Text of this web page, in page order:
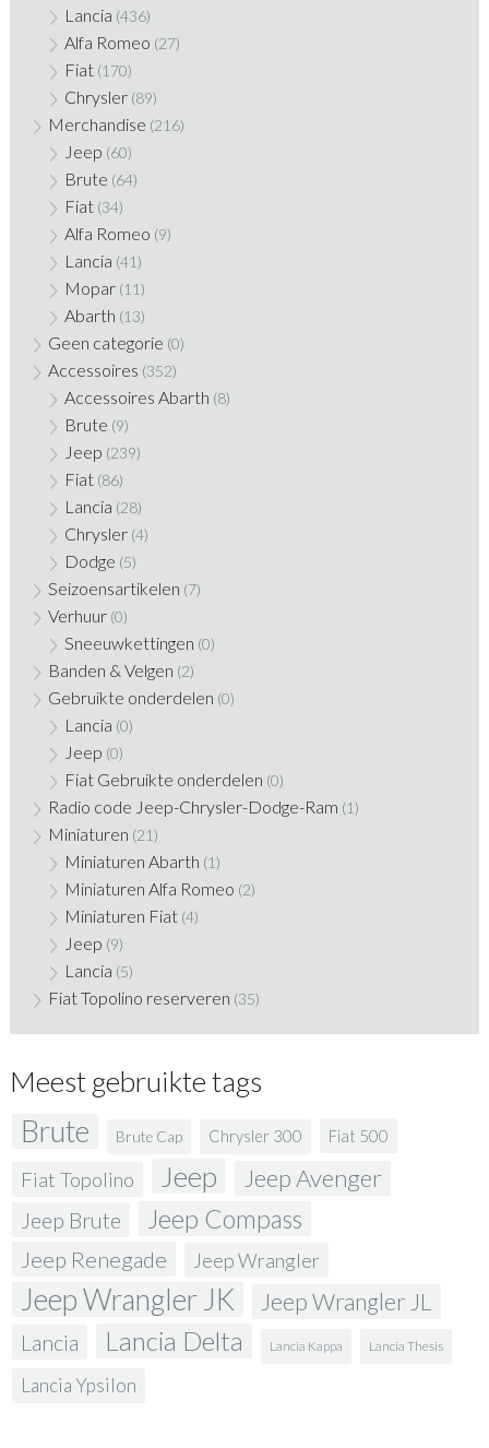
Lancia (436)
Alfa Romeo (27)
Fiat (170)
Chrysler (89)
Merchandise (216)
Jeep (60)
Brute (64)
Fiat (34)
Alfa Romeo (9)
Lancia (41)
Mopar (11)
Abarth (13)
Geen categorie (0)
Accessoires (352)
Accessoires Abarth (8)
Brute (9)
Jeep (239)
Fiat (86)
Lancia (28)
Chrysler (4)
Dodge (5)
Seizoensartikelen (7)
Verhuur (0)
Sneeuwkettingen (0)
Banden & Velgen (2)
Gebruikte onderdelen (0)
Lancia (0)
Jeep (0)
Fiat Gebruikte onderdelen (0)
Radio code Jeep-Chrysler-Dodge-Ram (1)
Miniaturen (21)
Miniaturen Abarth (1)
Miniaturen Alfa Romeo (2)
Miniaturen Fiat (4)
Jeep (9)
Lancia (5)
Fiat Topolino reserveren (35)
Meest gebruikte tags
Brute Brute Cap Chrysler 300 Fiat 500
Fiat Topolino Jeep Jeep Avenger
Jeep Brute Jeep Compass
Jeep Renegade Jeep Wrangler
Jeep Wrangler JK Jeep Wrangler JL
Lancia Lancia Delta Lancia Kappa Lancia Thesis
Lancia Ypsilon